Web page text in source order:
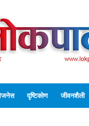
दृष्टिकोण जीवनशैली